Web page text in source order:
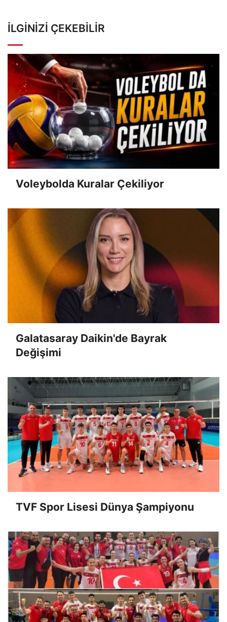
İLGINIZI ÇEKEBILIR
Voleybolda Kuralar Çekiliyor
Galatasaray Daikin'de Bayrak
Değişimi
TVF Spor Lisesi Dünya Şampiyonu